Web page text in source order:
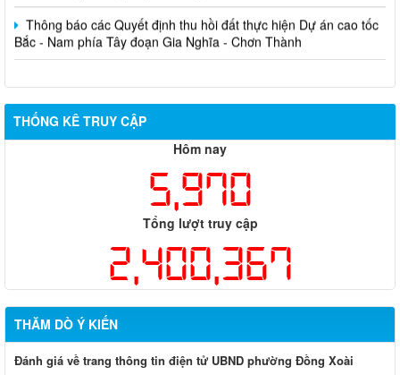
Thông báo các Quyết định thu hồi đất thực hiện Dự án cao tốc
Bắc - Nam phía Tây đoạn Gia Nghĩa - Chơn Thành
THỐNG KÊ TRUY CẬP
Hôm nay
5,970
Tổng lượt truy cập
2,400,367
THĂM DÒ Ý KIẾN
Đánh giá về trang thông tin điện tử UBND phường Đồng Xoài